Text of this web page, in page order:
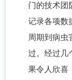
门的技术团
记录各项数
周期到病虫
过。经过几
果令人欣喜